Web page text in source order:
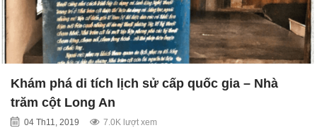
Khám phá di tích lịch sử cấp quốc gia – Nhà
trăm cột Long An
04 Th11, 2019 7.0K lượt xem